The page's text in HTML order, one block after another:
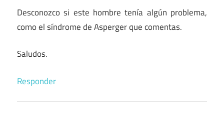
Desconozco si este hombre tenía algún problema,
como el síndrome de Asperger que comentas.
Saludos.
Responder